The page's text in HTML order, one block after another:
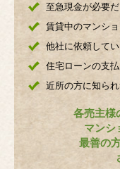
至急現金が必要だ
賃貸中のマンシ
他社に依頼して
住宅ローンの支
近所の方に知ら
各売主様
マンシ
最善の